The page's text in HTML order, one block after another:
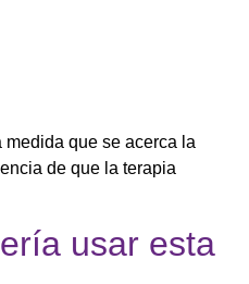
medida que se acerca la
de que la terapia
usar esta